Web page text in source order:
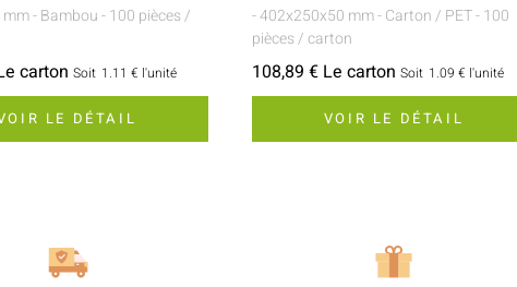
mm- Bambou- 100 pièces /
carton Soit 1.11 € l'unité
LE DÉTAIL
- 402x250x50 mm- Carton / PET- 100
pièces / carton
108,89 € Le carton Soit 1.09 € l'unité
VOIR LE DÉTAIL